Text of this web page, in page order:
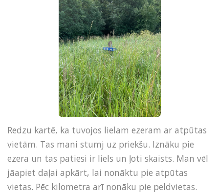
Redzu kartē, ka tuvojos lielam ezeram ar atpūtas
vietām. Tas mani stumj uz priekšu. Iznāku pie
ezera un tas patiesi ir liels un ļoti skaists. Man vēl
jāapiet daļai apkārt, lai nonāktu pie atpūtas
vietas. Pēc kilometra arī nonāku pie peldvietas.